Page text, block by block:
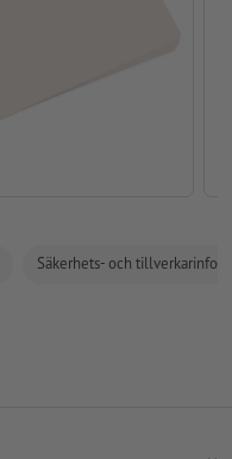
Säkerhets- och